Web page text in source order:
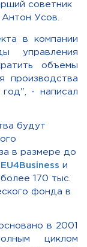
советник
Усов.
в компании
управления
объемы
производства
- написал
будут
в размере до
и
170 тыс.
фонда в
в 2001
циклом